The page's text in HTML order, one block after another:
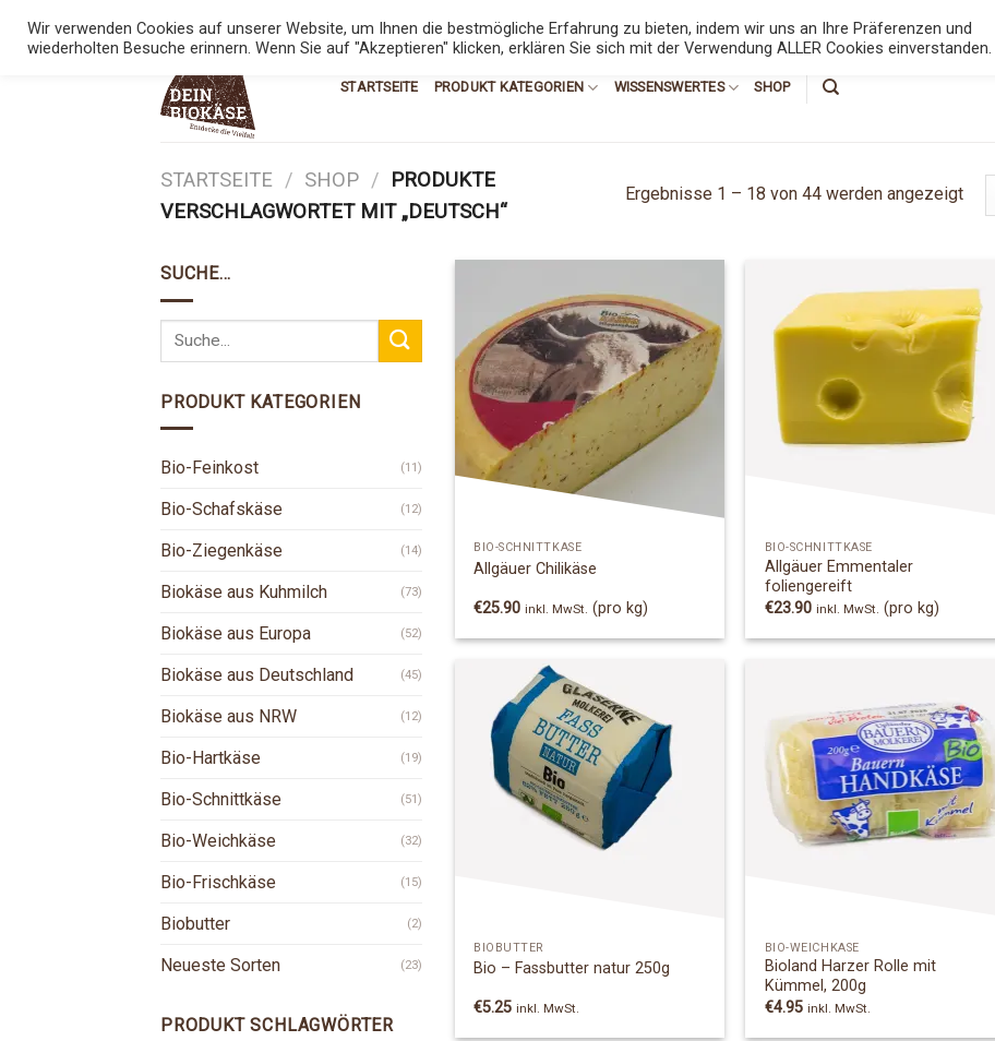
STARTSEITE PRODUKT KATEGORIEN WISSENSWERTES SHOP
STARTSEITE / SHOP /
PRODUKTE
VERSCHLAGWORTET MIT „DEUTSCH“
Ergebnisse 1 – 18 von 44 werden angezeigt
SUCHE…
PRODUKT KATEGORIEN
Bio-Feinkost (11)
Bio-Schafskäse (12)
Bio-Ziegenkäse (14)
Biokäse aus Kuhmilch (73)
Biokäse aus Europa (52)
Biokäse aus Deutschland (45)
Biokäse aus NRW (12)
Bio-Hartkäse (19)
Bio-Schnittkäse (51)
Bio-Weichkäse (32)
Bio-Frischkäse (15)
Biobutter (2)
Neueste Sorten (23)
PRODUKT SCHLAGWÖRTER
Add to
Wishlist
BIO-SCHNITTKÄSE
Allgäuer Chilikäse
€25.90 inkl. MwSt. (pro kg)
Add to
Wishlist
BIO-SCHNITTKÄSE
Allgäuer Emmentaler
foliengereift
€23.90 inkl. MwSt. (pro kg)
Add to
Wishlist
BIOBUTTER
Bio – Fassbutter natur 250g
€5.25 inkl. MwSt.
Add to
Wishlist
BIO-WEICHKÄSE
Bioland Harzer Rolle mit
Kümmel, 200g
€4.95 inkl. MwSt.
Wir verwenden Cookies auf unserer Website, um Ihnen die bestmögliche Erfahrung zu bieten, indem wir uns an Ihre Präferenzen und
wiederholten Besuche erinnern. Wenn Sie auf "Akzeptieren" klicken, erklären Sie sich mit der Verwendung ALLER Cookies einverstanden.